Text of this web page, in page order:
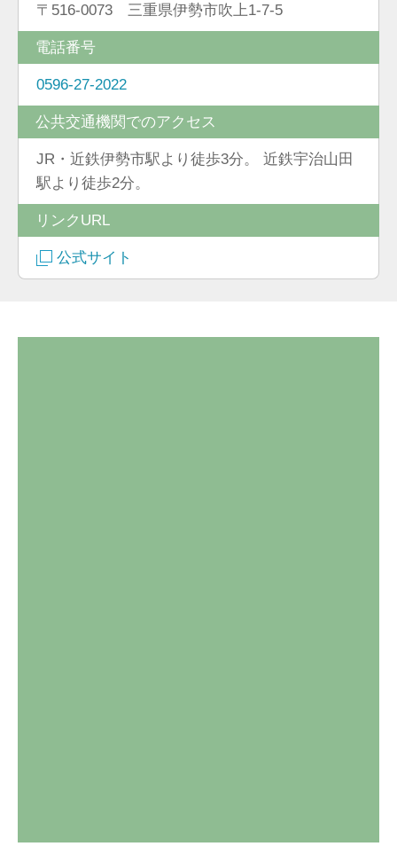
〒516-0073 三重県伊勢市吹上1-7-5
電話番号
0596-27-2022
公共交通機関でのアクセス
JR・近鉄伊勢市駅より徒歩3分。 近鉄宇治山田
駅より徒歩2分。
リンクURL
公式サイト